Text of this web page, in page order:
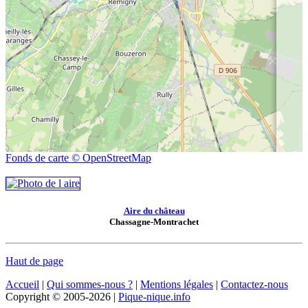
Fonds de carte © OpenStreetMap
Aire du château
Chassagne-Montrachet
Haut de page
Accueil | Qui sommes-nous ? | Mentions légales | Contactez-nous
Copyright © 2005-2026 | Pique-nique.info